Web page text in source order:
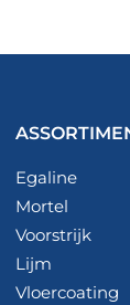
Egaline
Mortel
Voorstrijk
Lijm
Vloercoating